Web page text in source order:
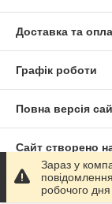
Доставка та
Графік роботи
Повна версія
Сайт створено
Політика
Зараз у
робочого